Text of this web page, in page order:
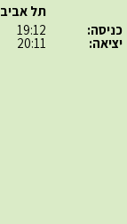
כניסה:
יציאה:
תל אביב
19:12
20:11